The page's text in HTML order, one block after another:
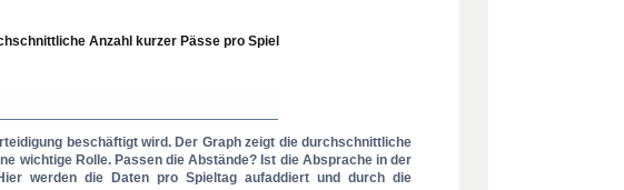
beschäftigt wird. Der Graph zeigt die durchschnittliche
wichtige Rolle. Passen die Abstände? Ist die Absprache in der
werden die Daten pro Spieltag aufaddiert und durch die